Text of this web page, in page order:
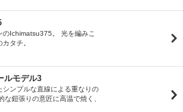
のIchimatsu375。 光を編みこ
タチ。
ルモデル3
シンプルな直線による重なりの
な鎧張りの意匠に高温で焼く、